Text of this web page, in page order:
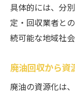
具体的には、分
定・回収業者と
続可能な地域社
廃油回収から資
廃油の資源化は